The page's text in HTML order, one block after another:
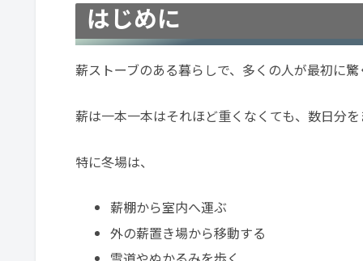
はじめに
薪ストーブのある暮らしで、多くの人が最初に驚
薪は一本一本はそれほど重くなくても、数日分
特に冬場は、
薪棚から室内へ運ぶ
外の薪置き場から移動する